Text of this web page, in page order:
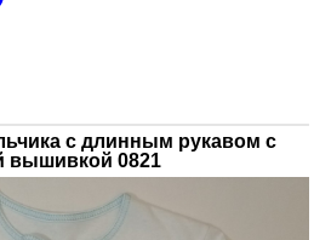
с длинным рукавом с
вышивкой 0821